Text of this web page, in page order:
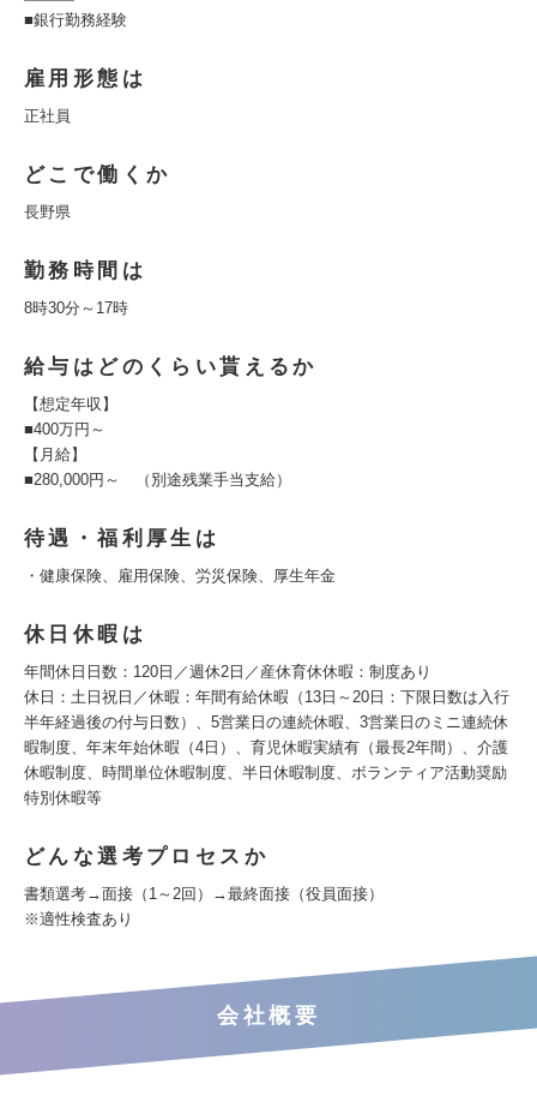
■銀行勤務経験
雇用形態は
正社員
どこで働くか
長野県
勤務時間は
8時30分～17時
給与はどのくらい貰えるか
【想定年収】
■400万円～
【月給】
■280,000円～ （別途残業手当支給）
待遇・福利厚生は
・健康保険、雇用保険、労災保険、厚生年金
休日休暇は
年間休日日数：120日／週休2日／産休育休休暇：制度あり
休日：土日祝日／休暇：年間有給休暇（13日～20日：下限日数は入行
半年経過後の付与日数）、5営業日の連続休暇、3営業日のミニ連続休
暇制度、年末年始休暇（4日）、育児休暇実績有（最長2年間）、介護
休暇制度、時間単位休暇制度、半日休暇制度、ボランティア活動奨励
特別休暇等
どんな選考プロセスか
書類選考→面接（1～2回）→最終面接（役員面接）
※適性検査あり
会社概要